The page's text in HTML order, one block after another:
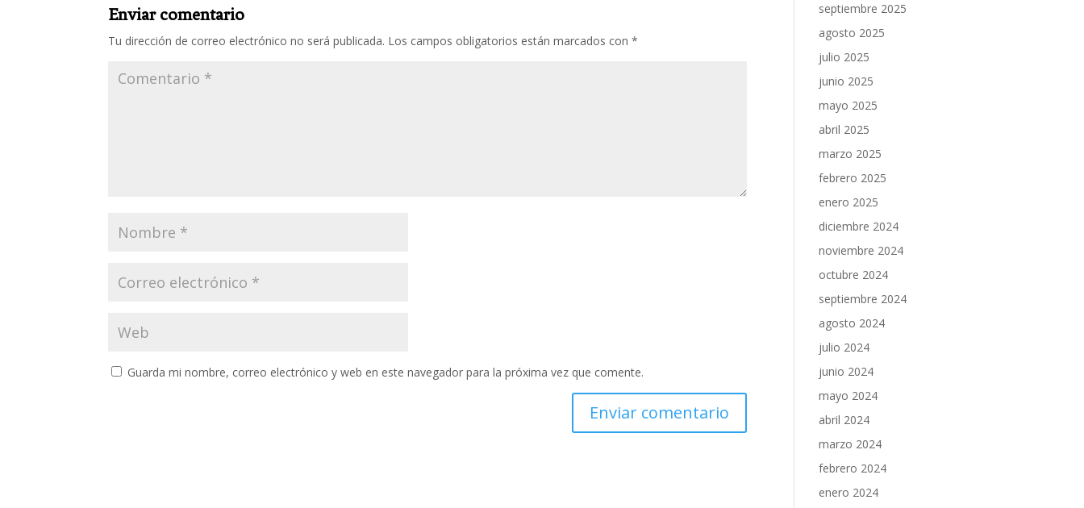
Enviar comentario
Tu dirección de correo electrónico no será publicada. Los campos obligatorios están marcados con*
Guarda mi nombre, correo electrónico y web en este navegador para la próxima vez que comente.
septiembre 2025
agosto 2025
julio 2025
junio 2025
mayo 2025
abril 2025
marzo 2025
febrero 2025
enero 2025
diciembre 2024
noviembre 2024
octubre 2024
septiembre 2024
agosto 2024
julio 2024
junio 2024
mayo 2024
abril 2024
marzo 2024
febrero 2024
enero 2024